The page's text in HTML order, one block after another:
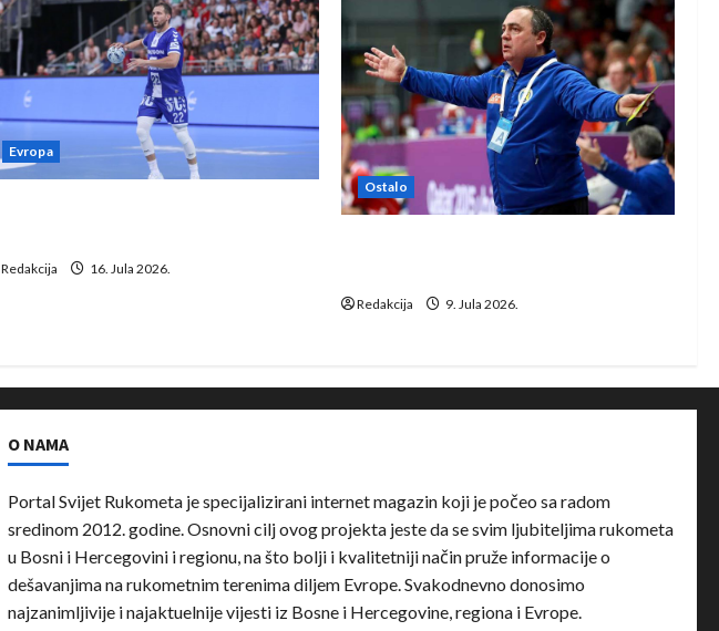
Evropa
Redakcija 16. Jula 2026.
Ostalo
Redakcija 9. Jula 2026.
O NAMA
Portal Svijet Rukometa je specijalizirani internet magazin koji je počeo sa radom
sredinom 2012. godine. Osnovni cilj ovog projekta jeste da se svim ljubiteljima rukometa
u Bosni i Hercegovini i regionu, na što bolji i kvalitetniji način pruže informacije o
dešavanjima na rukometnim terenima diljem Evrope. Svakodnevno donosimo
najzanimljivije i najaktuelnije vijesti iz Bosne i Hercegovine, regiona i Evrope.